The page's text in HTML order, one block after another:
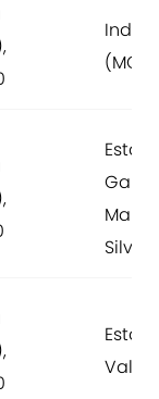
(MG)
Silva
Vale